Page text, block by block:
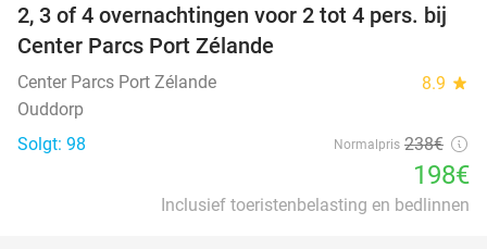
17%
2, 3 of 4 overnachtingen voor 2 tot 4 pers. bij
Center Parcs Port Zélande
Center Parcs Port Zélande 8.9 star
Ouddorp
Solgt: 98
Normalpris 238€
198€
Inclusief toeristenbelasting en bedlinnen